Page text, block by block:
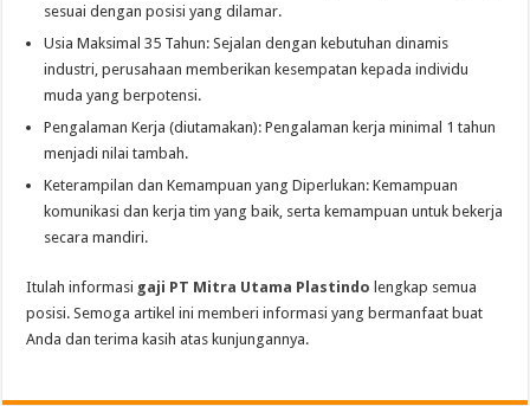
sesuai dengan posisi yang dilamar.
Usia Maksimal 35 Tahun: Sejalan dengan kebutuhan dinamis
industri, perusahaan memberikan kesempatan kepada individu
muda yang berpotensi.
Pengalaman Kerja (diutamakan): Pengalaman kerja minimal 1 tahun
menjadi nilai tambah.
Keterampilan dan Kemampuan yang Diperlukan: Kemampuan
komunikasi dan kerja tim yang baik, serta kemampuan untuk bekerja
secara mandiri.
Itulah informasi gaji PT Mitra Utama Plastindo lengkap semua
posisi. Semoga artikel ini memberi informasi yang bermanfaat buat
Anda dan terima kasih atas kunjungannya.